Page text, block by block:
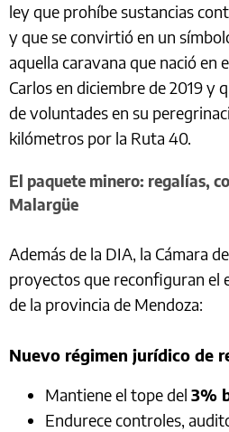
ley que prohíbe sustancias
y que se convirtió en un
aquella caravana que nació en
Carlos en diciembre de 2019 y
de voluntades en su
kilómetros por la Ruta 40.
El paquete minero: regalías,
Malargüe
Además de la DIA, la Cámara
proyectos que reconfiguran el
de la provincia de Mendoza:
Nuevo régimen jurídico de
Mantiene el tope del 3%
Endurece controles,